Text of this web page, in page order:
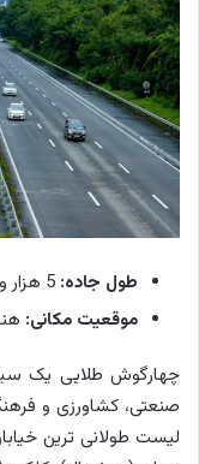
طول جاده:
موقعیت مکانی:
چهارگوش طلایی یک
صنعتی، کشاورزی و
لیست طولانی ترین